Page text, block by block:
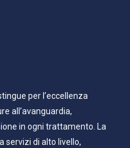
per l’eccellenza
all’avanguardia,
in ogni trattamento. La
servizi di alto livello,